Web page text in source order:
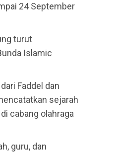
24 September
turut
Islamic
Faddel dan
sejarah
cabang olahraga
guru, dan